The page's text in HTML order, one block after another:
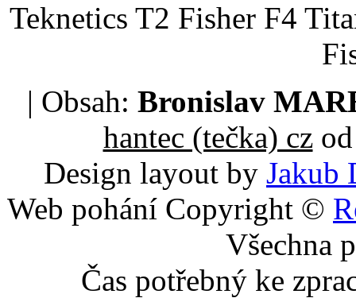
Teknetics T2 Fisher F4
| Obsah: Bronislav
hantec (tečka) czod
Design layout by Jakub
Web pohání Copyright ©
Všechna
Čas potřebný ke